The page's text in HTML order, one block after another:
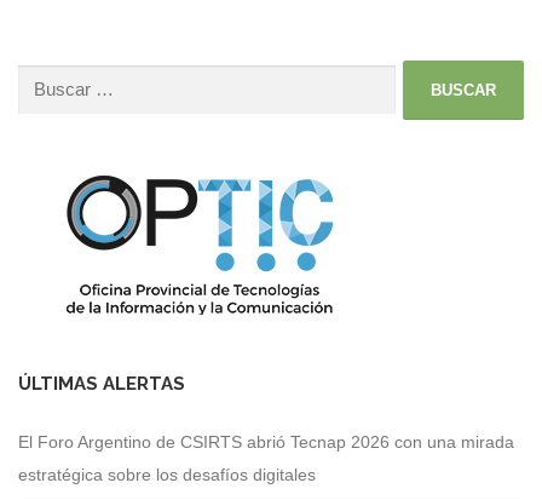
ÚLTIMAS ALERTAS
El Foro Argentino de CSIRTS abrió Tecnap 2026 con una mirada
estratégica sobre los desafíos digitales